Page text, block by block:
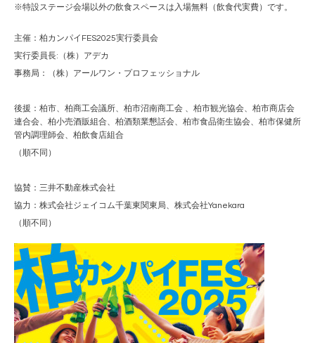
※特設ステージ会場以外の飲食スペースは入場無料（飲食代実費）です。
主催：柏カンパイFES2025実行委員会
実行委員長:（株）アデカ
事務局：（株）アールワン・プロフェッショナル
後援：柏市、柏商工会議所、柏市沼南商工会 、柏市観光協会、柏市商店会
連合会、柏小売酒販組合、柏酒類業懇話会、柏市食品衛生協会、柏市保健所
管内調理師会、柏飲食店組合
（順不同）
協賛：三井不動産株式会社
協力：株式会社ジェイコム千葉東関東局、株式会社Yanekara
（順不同）